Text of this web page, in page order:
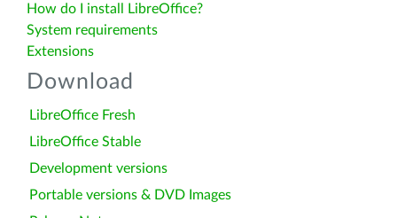
How do I install LibreOffice?
System requirements
Extensions
Download
LibreOffice Fresh
LibreOffice Stable
Development versions
Portable versions & DVD Images